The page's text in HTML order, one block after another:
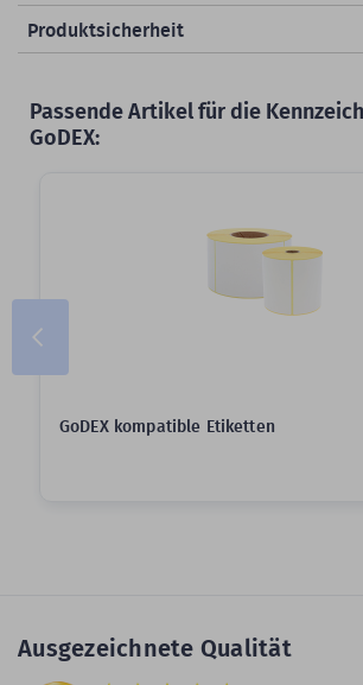
Produktsicherheit
Passende Artikel für die
GoDEX:
GoDEX kompatible Etiketten
Ausgezeichnete Qualität